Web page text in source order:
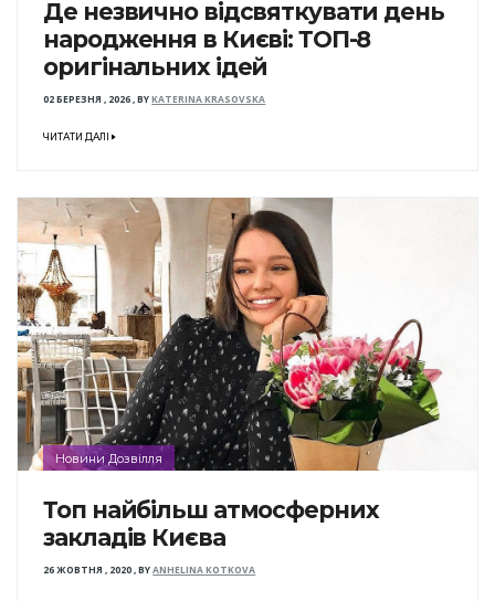
Де незвично відсвяткувати день
народження в Києві: ТОП-8
оригінальних ідей
02 БЕРЕЗНЯ , 2026,BYKATERINA KRASOVSKA
ЧИТАТИ ДАЛІ
Новини Дозвілля
Топ найбільш атмосферних
закладів Києва
26 ЖОВТНЯ , 2020,BYANHELINA KOTKOVA